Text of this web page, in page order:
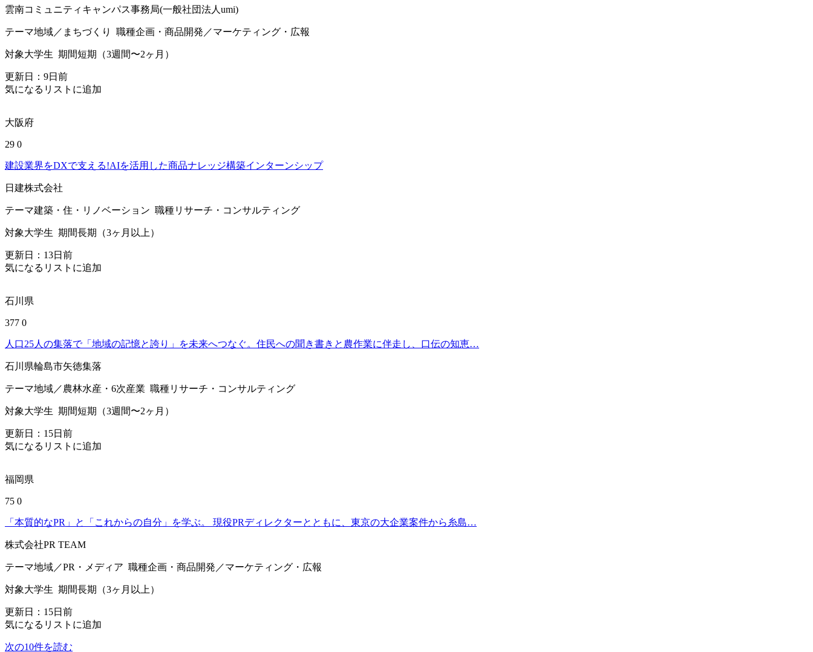
雲南コミュニティキャンパス事務局(一般社団法人umi)
テーマ地域／まちづくり 職種企画・商品開発／マーケティング・広報
対象大学生 期間短期（3週間〜2ヶ月）
更新日： 9日前
気になるリストに追加
大阪府
29 0
建設業界をDXで支える!AIを活用した商品ナレッジ構築インターンシップ
日建株式会社
テーマ建築・住・リノベーション 職種リサーチ・コンサルティング
対象大学生 期間長期（3ヶ月以上）
更新日： 13日前
気になるリストに追加
石川県
377 0
人口25人の集落で「地域の記憶と誇り」を未来へつなぐ。住民への聞き書きと農作業に伴走し、口伝の知恵…
石川県輪島市矢徳集落
テーマ地域／農林水産・6次産業 職種リサーチ・コンサルティング
対象大学生 期間短期（3週間〜2ヶ月）
更新日： 15日前
気になるリストに追加
福岡県
75 0
「本質的なPR」と「これからの自分」を学ぶ。 現役PRディレクターとともに、東京の大企業案件から糸島…
株式会社PR TEAM
テーマ地域／PR・メディア 職種企画・商品開発／マーケティング・広報
対象大学生 期間長期（3ヶ月以上）
更新日： 15日前
気になるリストに追加
次の10件を読む